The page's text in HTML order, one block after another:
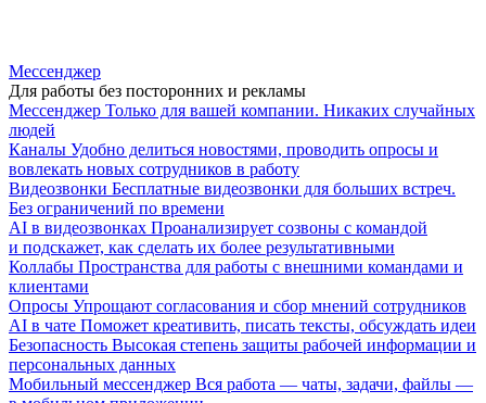
Мессенджер
Для работы без посторонних и рекламы
Мессенджер Только для вашей компании. Никаких случайных
людей
Каналы Удобно делиться новостями, проводить опросы и
вовлекать новых сотрудников в работу
Видеозвонки Бесплатные видеозвонки для больших встреч.
Без ограничений по времени
AI в видеозвонках Проанализирует созвоны с командой
и подскажет, как сделать их более результативными
Коллабы Пространства для работы с внешними командами и
клиентами
Опросы Упрощают согласования и сбор мнений сотрудников
AI в чате Поможет креативить, писать тексты, обсуждать идеи
Безопасность Высокая степень защиты рабочей информации и
персональных данных
Мобильный мессенджер Вся работа — чаты, задачи, файлы —